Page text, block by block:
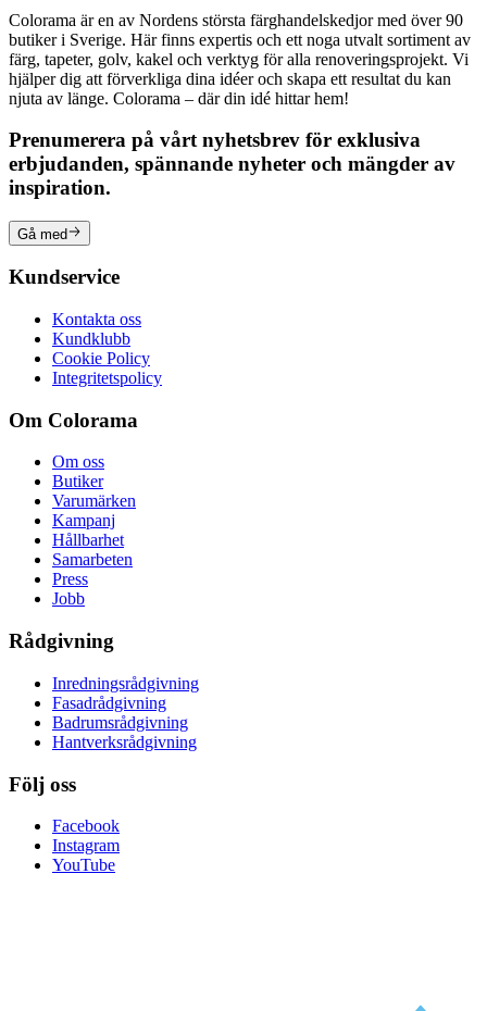
Colorama är en av Nordens största färghandelskedjor med över 90
butiker i Sverige. Här finns expertis och ett noga utvalt sortiment av
färg, tapeter, golv, kakel och verktyg för alla renoveringsprojekt. Vi
hjälper dig att förverkliga dina idéer och skapa ett resultat du kan
njuta av länge. Colorama – där din idé hittar hem!
Prenumerera på vårt nyhetsbrev för exklusiva
erbjudanden, spännande nyheter och mängder av
inspiration.
Gå med
Kundservice
Kontakta oss
Kundklubb
Cookie Policy
Integritetspolicy
Om Colorama
Om oss
Butiker
Varumärken
Kampanj
Hållbarhet
Samarbeten
Press
Jobb
Rådgivning
Inredningsrådgivning
Fasadrådgivning
Badrumsrådgivning
Hantverksrådgivning
Följ oss
Facebook
Instagram
YouTube